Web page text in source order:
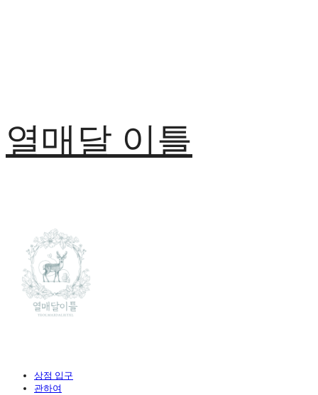
열매달 이틀
상점 입구
관하여